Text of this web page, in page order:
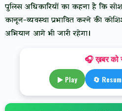
पुलिस अधिकारियों का कहना है कि
कानून-व्यवस्था प्रभावित करने की
अभियान आगे भी जारी रहेगा।
🎧 ख़बर को
▶ Play 🔄